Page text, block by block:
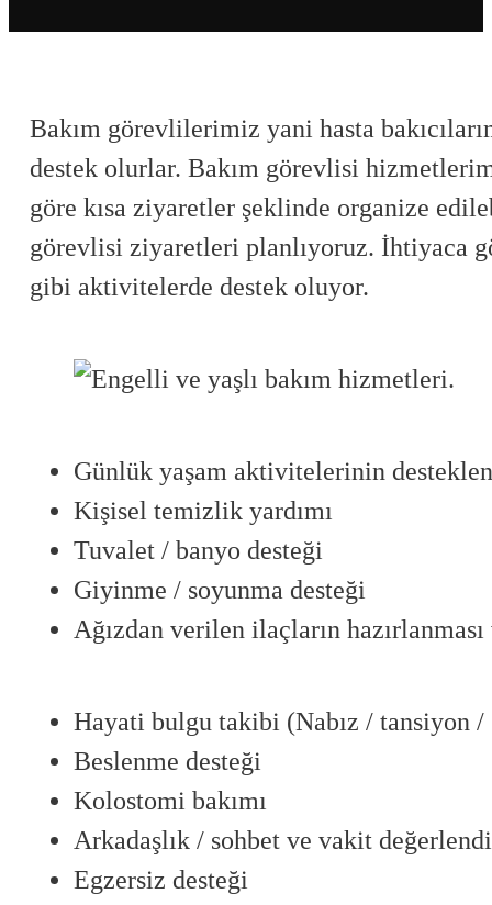
Bakım görevlilerimiz yani hasta
destek olurlar. Bakım görevlisi
göre kısa ziyaretler şeklinde organize
görevlisi ziyaretleri planlıyoruz. İhtiyaca
gibi aktivitelerde destek oluyor.
Günlük yaşam aktivitelerinin
Kişisel temizlik yardımı
Tuvalet / banyo desteği
Giyinme / soyunma desteği
Ağızdan verilen ilaçların
Hayati bulgu takibi (Nabız / tansiyon
Beslenme desteği
Kolostomi bakımı
Arkadaşlık / sohbet ve vakit
Egzersiz desteği